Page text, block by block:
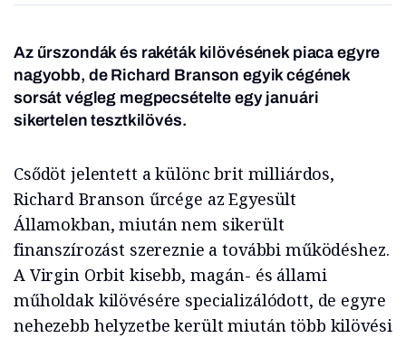
Az űrszondák és rakéták kilövésének piaca egyre
nagyobb, de Richard Branson egyik cégének
sorsát végleg megpecsételte egy januári
sikertelen tesztkilövés.
Csődöt jelentett a különc brit milliárdos,
Richard Branson űrcége az Egyesült
Államokban, miután nem sikerült
finanszírozást szereznie a további működéshez.
A Virgin Orbit kisebb, magán- és állami
műholdak kilövésére specializálódott, de egyre
nehezebb helyzetbe került miután több kilövési